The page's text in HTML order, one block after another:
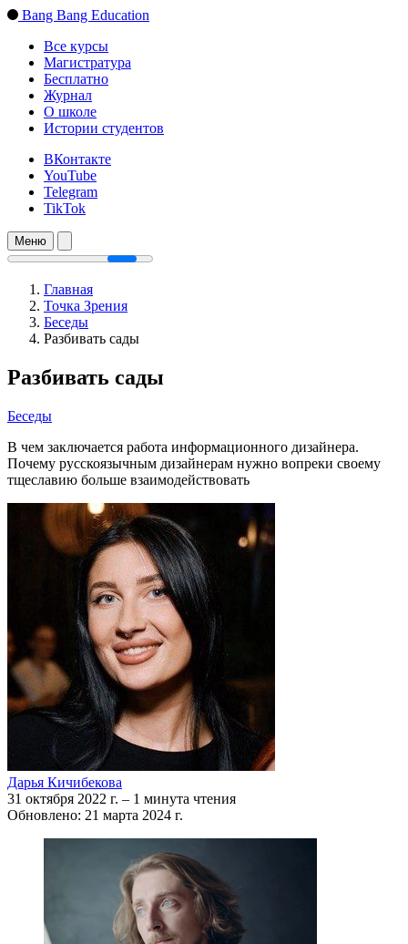
Bang Bang Education
Все курсы
Магистратура
Бесплатно
Журнал
О школе
Истории студентов
ВКонтакте
YouTube
Telegram
TikTok
Меню
Главная
Точка Зрения
Беседы
Разбивать сады
Разбивать сады
Беседы
В чем заключается работа информационного дизайнера.
Почему русскоязычным дизайнерам нужно вопреки своему
тщеславию больше взаимодействовать
Дарья Кичибекова
31 октября 2022 г. – 1 минута чтения
Обновлено: 21 марта 2024 г.